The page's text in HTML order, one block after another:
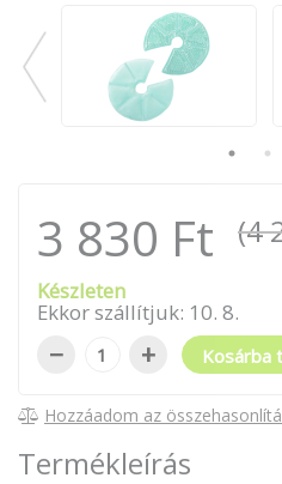
3 830 Ft (4
Készleten
Ekkor szállítjuk: 10. 8.
− + Kosárba
Hozzáadom az
Termékleírás